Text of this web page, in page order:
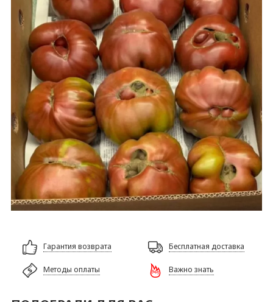
Гарантия возврата Бесплатная доставка
Методы оплаты Важно знать